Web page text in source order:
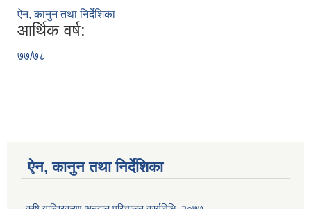
ऐन, कानुन तथा निर्देशिका
आर्थिक वर्ष:
७७/७८
ऐन, कानुन तथा निर्देशिका